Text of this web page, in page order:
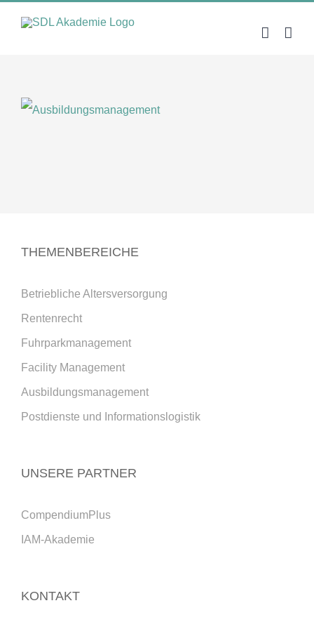
THEMENBEREICHE
Betriebliche Altersversorgung
Rentenrecht
Fuhrparkmanagement
Facility Management
Ausbildungsmanagement
Postdienste und Informationslogistik
UNSERE PARTNER
CompendiumPlus
IAM-Akademie
KONTAKT